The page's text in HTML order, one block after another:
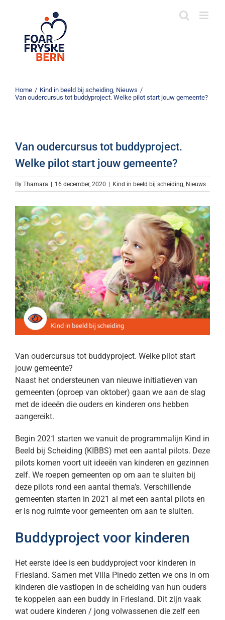
Home / Kind in beeld bij scheiding, Nieuws /
Van oudercursus tot buddyproject. Welke pilot start jouw gemeente?
Van oudercursus tot buddyproject.
Welke pilot start jouw gemeente?
By Thamara 16 december, 2020 Kind in beeld bij scheiding, Nieuws
View
Larger
Image
Van oudercursus tot buddyproject. Welke pilot start
jouw gemeente?
Naast het ondersteunen van nieuwe initiatieven van
gemeenten (oproep van oktober) gaan we aan de slag
met de ideeën die ouders en kinderen ons hebben
aangereikt.
Begin 2021 starten we vanuit de programmalijn Kind in
Beeld bij Scheiding (KIBBS) met een aantal pilots. Deze
pilots komen voort uit ideeën van kinderen en gezinnen
zelf. We roepen gemeenten op om aan te sluiten bij
deze pilots rond een aantal thema’s. Verschillende
gemeenten starten in 2021 al met een aantal pilots en
er is nog ruimte voor gemeenten om aan te sluiten.
Buddyproject voor kinderen
Het eerste idee is een buddyproject voor kinderen in
Friesland. Samen met Villa Pinedo zetten we ons in om
kinderen die vastlopen in de scheiding van hun ouders
te koppelen aan een buddy in Friesland. Dit zijn vaak
wat oudere kinderen / jong volwassenen die zelf een